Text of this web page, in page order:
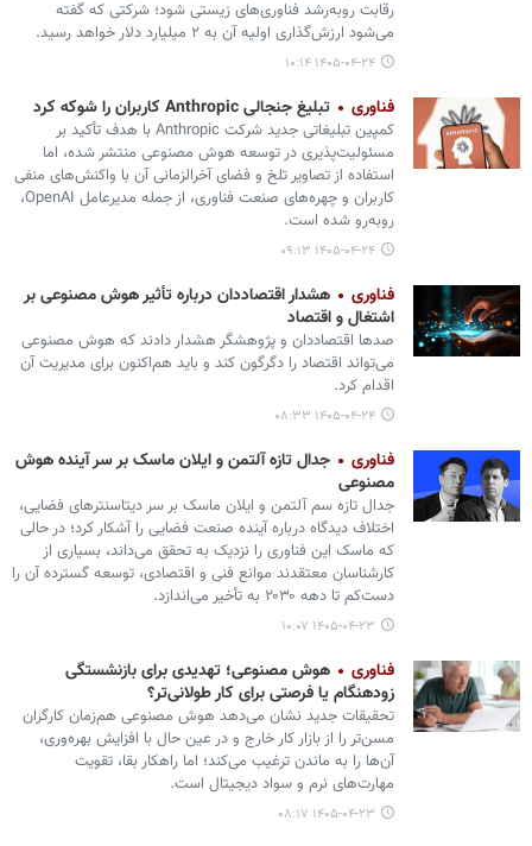
رقابت روبه‌رشد فناوری‌های زیستی شود؛ شرکتی که گفته
می‌شود ارزش‌گذاری اولیه آن به ۲ میلیارد دلار خواهد رسید.
۱۴۰۵-۰۴-۲۴ ۱۰:۱۴
فناوری تبلیغ جنجالی Anthropic کاربران را شوکه کرد
کمپین تبلیغاتی جدید شرکت Anthropic با هدف تأکید بر
مسئولیت‌پذیری در توسعه هوش مصنوعی منتشر شده، اما
استفاده از تصاویر تلخ و فضای آخرالزمانی آن با واکنش‌های منفی
کاربران و چهره‌های صنعت فناوری، از جمله مدیرعامل OpenAI،
روبه‌رو شده است.
۱۴۰۵-۰۴-۲۴ ۰۹:۱۳
فناوری
هشدار اقتصاددان درباره تأثیر هوش مصنوعی بر
اشتغال و اقتصاد
صدها اقتصاددان و پژوهشگر هشدار دادند که هوش مصنوعی
می‌تواند اقتصاد را دگرگون کند و باید هم‌اکنون برای مدیریت آن
اقدام کرد.
۱۴۰۵-۰۴-۲۴ ۰۸:۳۳
فناوری
جدال تازه آلتمن و ایلان ماسک بر سر آینده هوش
مصنوعی
جدال تازه سم آلتمن و ایلان ماسک بر سر دیتاسنترهای فضایی،
اختلاف دیدگاه درباره آینده صنعت فضایی را آشکار کرد؛ در حالی
که ماسک این فناوری را نزدیک به تحقق می‌داند، بسیاری از
کارشناسان معتقدند موانع فنی و اقتصادی، توسعه گسترده آن را
دست‌کم تا دهه ۲۰۳۰ به تأخیر می‌اندازد.
۱۴۰۵-۰۴-۲۳ ۱۰:۰۷
فناوری
هوش مصنوعی؛ تهدیدی برای بازنشستگی
زودهنگام یا فرصتی برای کار طولانی‌تر؟
تحقیقات جدید نشان می‌دهد هوش مصنوعی هم‌زمان کارگران
مسن‌تر را از بازار کار خارج و در عین حال با افزایش بهره‌وری،
آن‌ها را به ماندن ترغیب می‌کند؛ اما راهکار بقا، تقویت
مهارت‌های نرم و سواد دیجیتال است.
۱۴۰۵-۰۴-۲۳ ۰۸:۱۷